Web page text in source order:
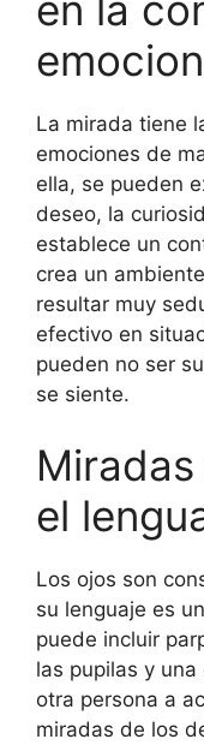
La mirada tiene
emociones de
ella, se pueden
deseo, la
establece un
crea un
resultar muy
efectivo en
pueden no ser
se siente.
el
Los ojos son
su lenguaje es
puede incluir
las pupilas y
otra persona a
miradas de los